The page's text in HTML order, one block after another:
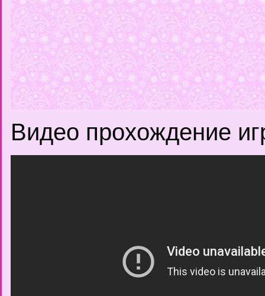
Видео прохождение